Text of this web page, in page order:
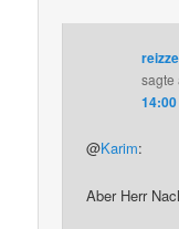
14:00
@Karim:
Aber Herr